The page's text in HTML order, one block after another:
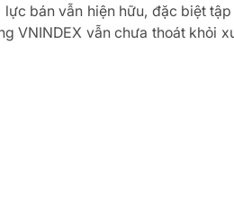
bán vẫn hiện hữu, đặc biệt
VNINDEX vẫn chưa thoát khỏi